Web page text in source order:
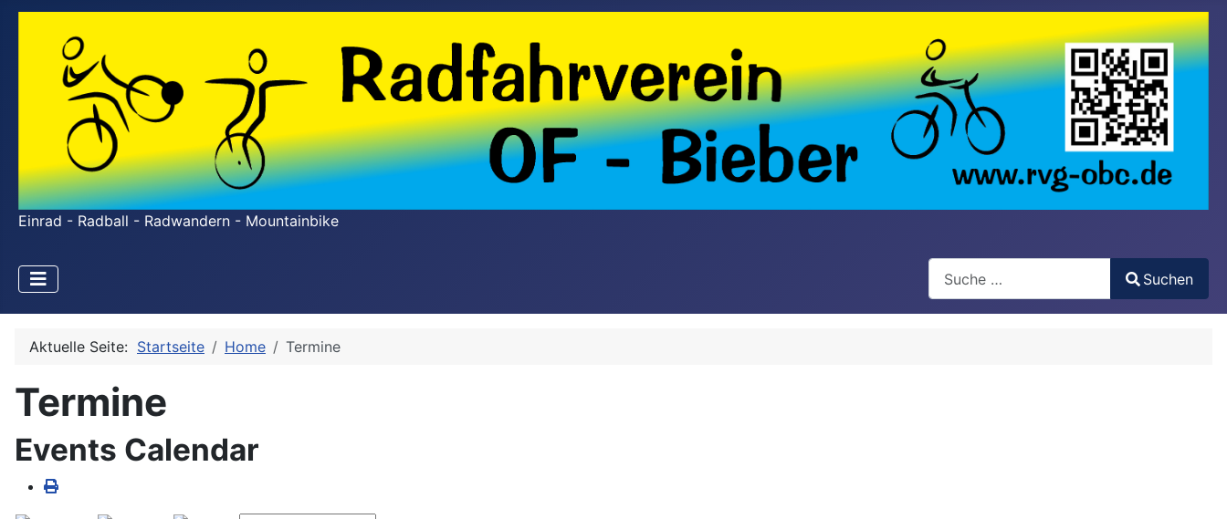
Einrad - Radball - Radwandern - Mountainbike
Type 2 or more characters for results.
Suchen
Aktuelle Seite: Startseite Home Termine
Termine
Events Calendar